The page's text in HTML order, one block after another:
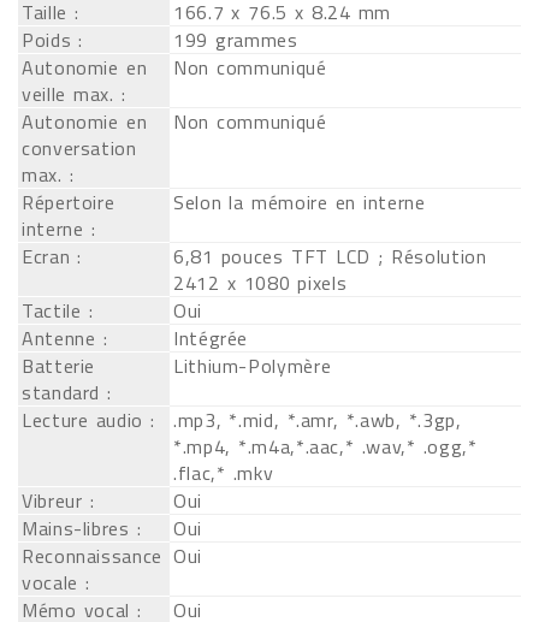
Taille :
166.7 x 76.5 x 8.24 mm
Poids :
199 grammes
Autonomie en
veille max. :
Non communiqué
Autonomie en
conversation
max. :
Non communiqué
Répertoire
interne :
Selon la mémoire en interne
Ecran :
6,81 pouces TFT LCD ; Résolution
2412 x 1080 pixels
Tactile :
Oui
Antenne :
Intégrée
Batterie
standard :
Lithium-Polymère
Lecture audio :
.mp3, *.mid, *.amr, *.awb, *.3gp,
*.mp4, *.m4a,*.aac,* .wav,* .ogg,*
.flac,* .mkv
Vibreur :
Oui
Mains-libres :
Oui
Reconnaissance
vocale :
Oui
Mémo vocal :
Oui